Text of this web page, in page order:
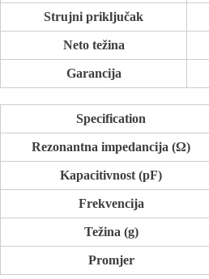
Strujni priključak
Neto težina
Garancija
Specification
Rezonantna impedancija (Ω)
Kapacitivnost (pF)
Frekvencija
Težina (g)
Promjer